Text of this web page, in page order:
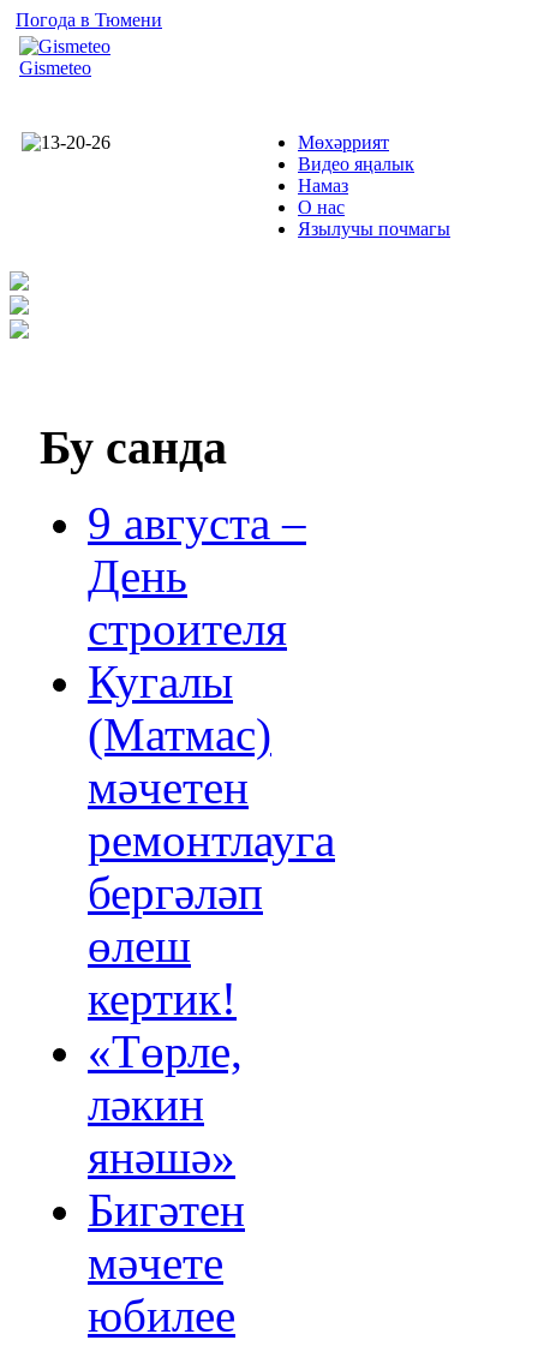
Погода в Тюмени
Gismeteo
Мөхәррият
Видео яңалык
Намаз
О нас
Язылучы почмагы
Бу санда
9 августа –
День
строителя
Кугалы
(Матмас)
мәчетен
ремонтлауга
бергәләп
өлеш
кертик!
«Төрле,
ләкин
янәшә»
Бигәтен
мәчете
юбилее